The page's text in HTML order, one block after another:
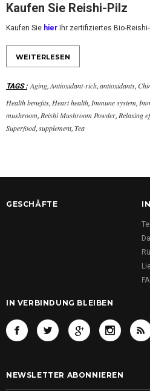
Kaufen Sie Reishi-Pilz
Kaufen Sie hier Ihr zertifiziertes Bio-
WEITERLESEN
TAGS: Aging,Antioxidant-rich, antioxidants,
Health benefits, Heart health, Immune system,
mushroom, Reishi Mushroom Powder, Relaxing
Superfood, supplement, Tea
GESCHÄFTE
IN VERBINDUNG BLEIBEN
NEWSLETTER ABONNIEREN